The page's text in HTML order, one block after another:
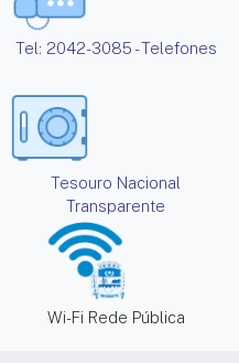
Tel: 2042-3085 - Telefones
Tesouro Nacional
Transparente
Wi-Fi Rede Pública